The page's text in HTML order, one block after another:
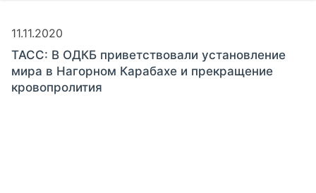
11.11.2020
ТАСС: В ОДКБ приветствовали установление
мира в Нагорном Карабахе и прекращение
кровопролития